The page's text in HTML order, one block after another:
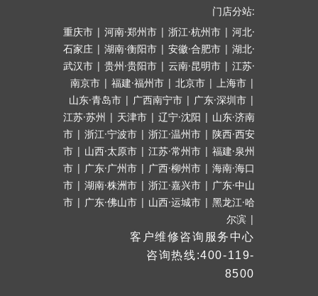
门店分站:
重庆市 | 河南·郑州市 | 浙江·杭州市 | 河北·
石家庄 | 湖南·衡阳市 | 安徽·合肥市 | 湖北·
武汉市 | 贵州·贵阳市 | 云南·昆明市 | 江苏·
南京市 | 福建·福州市 | 北京市 | 上海市 |
山东·青岛市 | 广西南宁市 | 广东·深圳市 |
江苏·苏州 | 天津市 | 辽宁·沈阳 | 山东·济南
市 | 浙江·宁波市 | 浙江·温州市 | 陕西·西安
市 | 山西·太原市 | 江苏·常州市 | 福建·泉州
市 | 广东·广州市 | 广西·柳州市 | 海南·海口
市 | 湖南·株洲市 | 浙江·嘉兴市 | 广东·中山
市 | 广东·佛山市 | 山西·运城市 | 黑龙江·哈
尔滨 |
客户维修咨询服务中心
咨询热线:400-119-
8500